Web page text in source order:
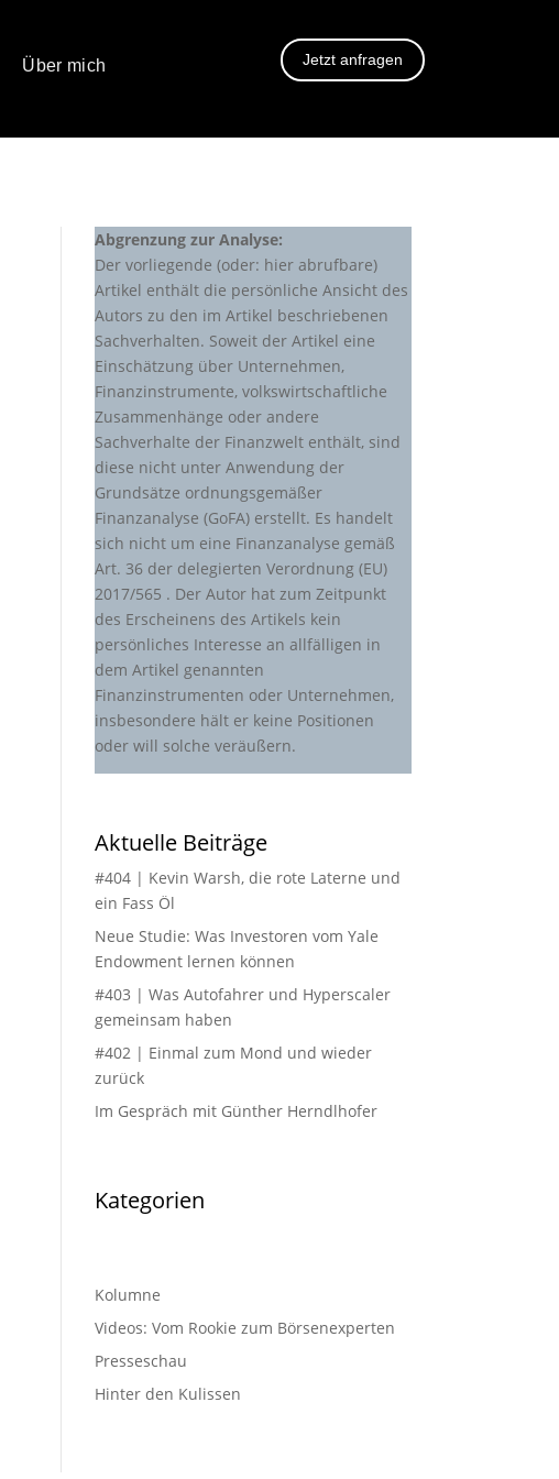
Über mich
Jetzt anfragen
Abgrenzung zur Analyse:
Der vorliegende (oder: hier abrufbare)
Artikel enthält die persönliche Ansicht des
Autors zu den im Artikel beschriebenen
Sachverhalten. Soweit der Artikel eine
Einschätzung über Unternehmen,
Finanzinstrumente, volkswirtschaftliche
Zusammenhänge oder andere
Sachverhalte der Finanzwelt enthält, sind
diese nicht unter Anwendung der
Grundsätze ordnungsgemäßer
Finanzanalyse (GoFA) erstellt. Es handelt
sich nicht um eine Finanzanalyse gemäß
Art. 36 der delegierten Verordnung (EU)
2017/565 . Der Autor hat zum Zeitpunkt
des Erscheinens des Artikels kein
persönliches Interesse an allfälligen in
dem Artikel genannten
Finanzinstrumenten oder Unternehmen,
insbesondere hält er keine Positionen
oder will solche veräußern.
Aktuelle Beiträge
#404 | Kevin Warsh, die rote Laterne und
ein Fass Öl
Neue Studie: Was Investoren vom Yale
Endowment lernen können
#403 | Was Autofahrer und Hyperscaler
gemeinsam haben
#402 | Einmal zum Mond und wieder
zurück
Im Gespräch mit Günther Herndlhofer
Kategorien
Kolumne
Videos: Vom Rookie zum Börsenexperten
Presseschau
Hinter den Kulissen